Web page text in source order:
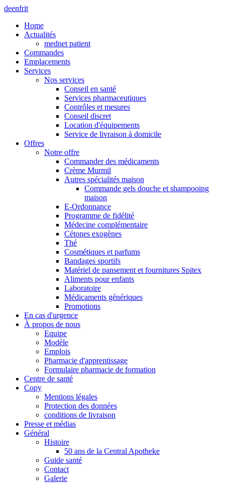
deenfrit
Home
Actualités
mednet patient
Commandes
Emplacements
Services
Nos services
Conseil en santé
Services pharmaceutiques
Contrôles et mesures
Conseil discret
Location d'équipements
Service de livraison à domicile
Offres
Notre offre
Commander des médicaments
Crème Murmil
Autres spécialités maison
Commande gels douche et shampooing
maison
E-Ordonnance
Programme de fidélité
Médecine complémentaire
Cétones exogènes
Thé
Cosmétiques et parfums
Bandages sportifs
Matériel de pansement et fournitures Spitex
Aliments pour enfants
Laboratoire
Médicaments génériques
Promotions
En cas d'urgence
À propos de nous
Equipe
Modèle
Emplois
Pharmacie d'apprentissage
Formulaire pharmacie de formation
Centre de santé
Copy
Mentions légales
Protection des données
conditions de livraison
Presse et médias
Général
Histoire
50 ans de la Central Apotheke
Guide santé
Contact
Galerie